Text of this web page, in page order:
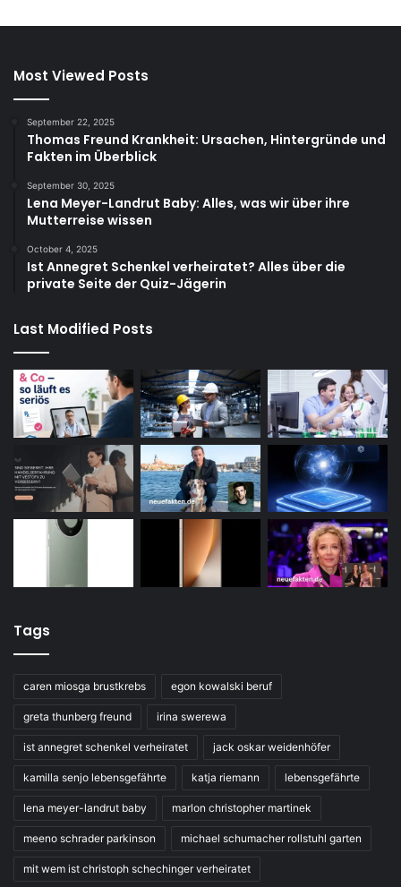
Most Viewed Posts
September 22, 2025
Thomas Freund Krankheit: Ursachen, Hintergründe und
Fakten im Überblick
September 30, 2025
Lena Meyer-Landrut Baby: Alles, was wir über ihre
Mutterreise wissen
October 4, 2025
Ist Annegret Schenkel verheiratet? Alles über die
private Seite der Quiz-Jägerin
Last Modified Posts
Tags
caren miosga brustkrebs egon kowalski beruf
greta thunberg freund irina swerewa
ist annegret schenkel verheiratet jack oskar weidenhöfer
kamilla senjo lebensgefährte katja riemann lebensgefährte
lena meyer-landrut baby marlon christopher martinek
meeno schrader parkinson michael schumacher rollstuhl garten
mit wem ist christoph schechinger verheiratet